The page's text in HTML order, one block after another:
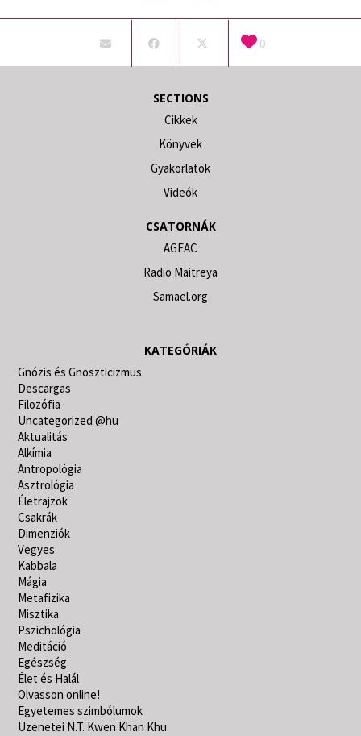
0
SECTIONS
Cikkek
Könyvek
Gyakorlatok
Videók
CSATORNÁK
AGEAC
Radio Maitreya
Samael.org
KATEGÓRIÁK
Gnózis és Gnoszticizmus
Descargas
Filozófia
Uncategorized @hu
Aktualitás
Alkímia
Antropológia
Asztrológia
Életrajzok
Csakrák
Dimenziók
Vegyes
Kabbala
Mágia
Metafizika
Misztika
Pszichológia
Meditáció
Egészség
Élet és Halál
Olvasson online!
Egyetemes szimbólumok
Üzenetei N.T. Kwen Khan Khu